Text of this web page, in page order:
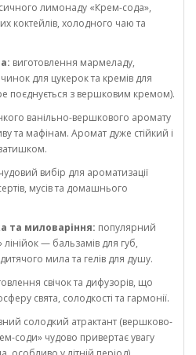
лимонаду «Крем-сода»,
коктейлів, холодного чаю та
виготовлення мармеладу,
для цукерок та кремів для
поєднується з вершковим кремом).
ванільно-вершкового аромату
та мафінам. Аромат дуже стійкий і
чудовий вибір для ароматизації
мусів та домашнього
та миловаріння: популярний
— бальзамів для губ,
мила та гелів для душу.
свічок та дифузорів, що
свята, солодкості та гармонії.
солодкий атрактант (вершково-
соди» чудово привертає увагу